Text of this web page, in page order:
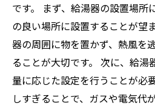
です。 まず、給湯器の設置場所
の良い場所に設置することが望
器の周囲に物を置かず、熱風を
ることが大切です。 次に、給
量に応じた設定を行うことが必
しすぎることで、ガスや電気代